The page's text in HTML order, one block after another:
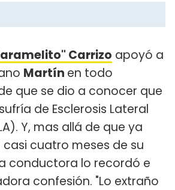
Carrizo apoyó a
Martín en todo
que se dio a conocer que
de Esclerosis Lateral
Y, mas allá de que ya
cuatro meses de su
conductora lo recordó e
confesión. "Lo extraño